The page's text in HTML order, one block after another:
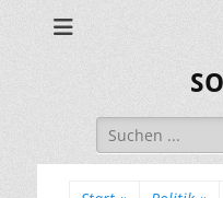
Suchen
nach: